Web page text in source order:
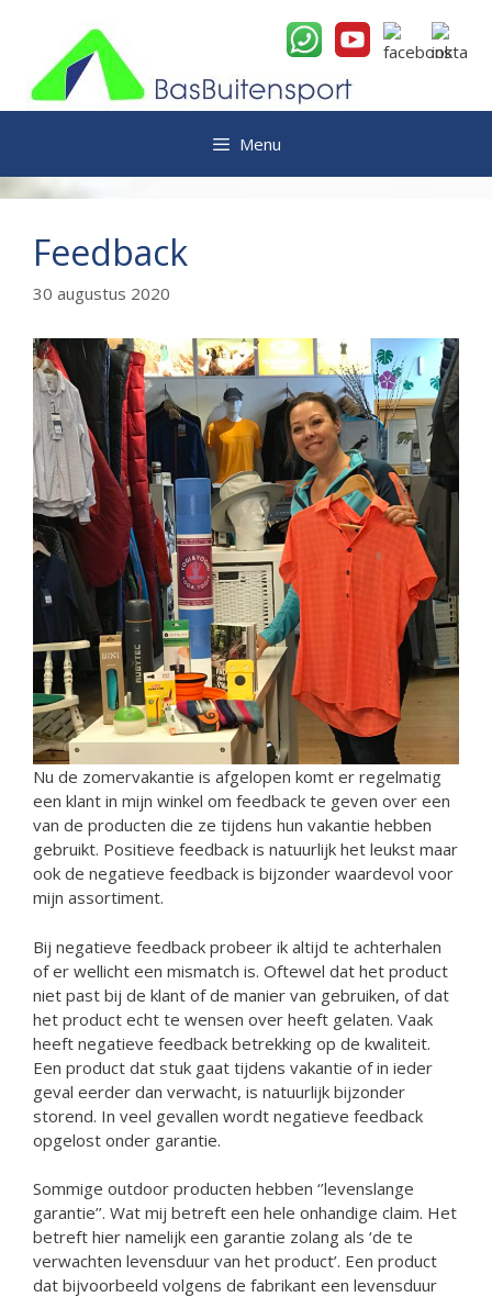
inhoud
Menu
Feedback
30 augustus 2020
Nu de zomervakantie is afgelopen komt er regelmatig
een klant in mijn winkel om feedback te geven over een
van de producten die ze tijdens hun vakantie hebben
gebruikt. Positieve feedback is natuurlijk het leukst maar
ook de negatieve feedback is bijzonder waardevol voor
mijn assortiment.
Bij negatieve feedback probeer ik altijd te achterhalen
of er wellicht een mismatch is. Oftewel dat het product
niet past bij de klant of de manier van gebruiken, of dat
het product echt te wensen over heeft gelaten. Vaak
heeft negatieve feedback betrekking op de kwaliteit.
Een product dat stuk gaat tijdens vakantie of in ieder
geval eerder dan verwacht, is natuurlijk bijzonder
storend. In veel gevallen wordt negatieve feedback
opgelost onder garantie.
Sommige outdoor producten hebben ‘’levenslange
garantie’’. Wat mij betreft een hele onhandige claim. Het
betreft hier namelijk een garantie zolang als ‘de te
verwachten levensduur van het product’. Een product
dat bijvoorbeeld volgens de fabrikant een levensduur